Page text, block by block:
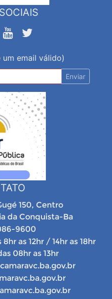
um email válido)
Enviar
150, Centro
da Conquista-Ba
9600
as 12hr / 14hr as 18hr
08hr as 13hr